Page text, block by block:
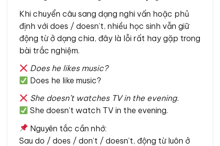
Khi chuyển câu sang dạng nghi vấn hoặc phủ
định với does / doesn’t, nhiều học sinh vẫn giữ
động từ ở dạng chia, đây là lỗi rất hay gặp trong
bài trắc nghiệm.
Does he likes music?
Does he like music?
She doesn’t watches TV in the evening.
She doesn’t watch TV in the evening.
Nguyên tắc cần nhớ:
Sau do / does / don’t / doesn’t, động từ luôn ở